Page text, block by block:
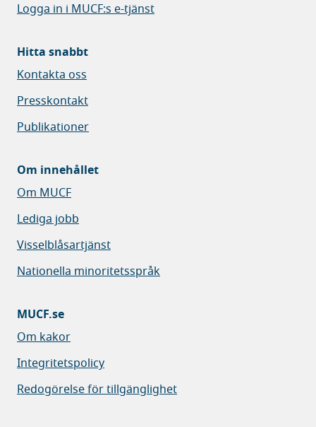
Logga in i MUCF:s e-tjänst
Hitta snabbt
Kontakta oss
Presskontakt
Publikationer
Om innehållet
Om MUCF
Lediga jobb
Visselblåsartjänst
Nationella minoritetsspråk
MUCF.se
Om kakor
Integritetspolicy
Redogörelse för tillgänglighet